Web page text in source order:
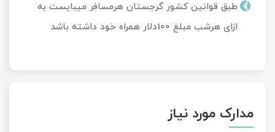
طبق قوانین کشور گرجستان هرمسافر میبایست به
ازای هرشب مبلغ 100دلار همراه خود داشته باشد
مدارک مورد نیاز